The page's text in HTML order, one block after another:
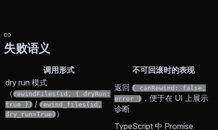
失败语义
调用形式
不可回滚时的表现
dry run 模式
（rewindFiles(id, { dryRun:
true }) / rewind_files(id,
dry_run=True)）
返回 { canRewind: false,
error } ，便于在 UI 上展示
诊断
TypeScript 中 Promise